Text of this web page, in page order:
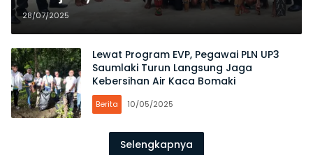
Akhirnya Ditetapkan
28/07/2025
Lewat Program EVP, Pegawai PLN UP3
Saumlaki Turun Langsung Jaga
Kebersihan Air Kaca Bomaki
Berita 10/05/2025
Selengkapnya